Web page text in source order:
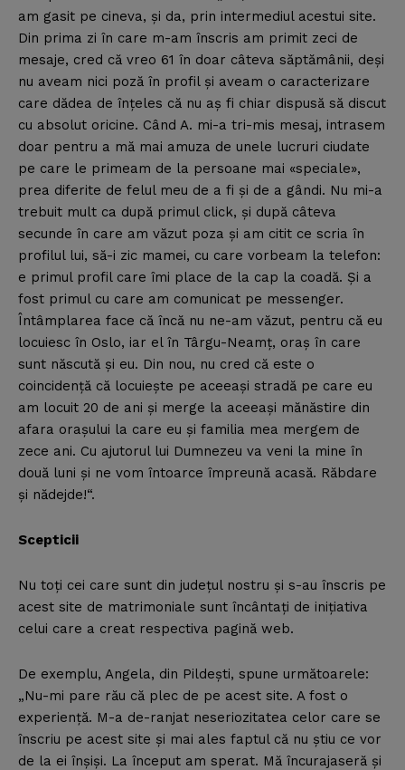
am gasit pe cineva, şi da, prin intermediul acestui site.
Din prima zi în care m-am înscris am primit zeci de
mesaje, cred că vreo 61 în doar câteva săptămânii, deşi
nu aveam nici poză în profil şi aveam o caracterizare
care dădea de înţeles că nu aş fi chiar dispusă să discut
cu absolut oricine. Când A. mi-a tri-mis mesaj, intrasem
doar pentru a mă mai amuza de unele lucruri ciudate
pe care le primeam de la persoane mai «speciale»,
prea diferite de felul meu de a fi şi de a gândi. Nu mi-a
trebuit mult ca după primul click, şi după câteva
secunde în care am văzut poza şi am citit ce scria în
profilul lui, să-i zic mamei, cu care vorbeam la telefon:
e primul profil care îmi place de la cap la coadă. Şi a
fost primul cu care am comunicat pe messenger.
Întâmplarea face că încă nu ne-am văzut, pentru că eu
locuiesc în Oslo, iar el în Târgu-Neamţ, oraş în care
sunt născută şi eu. Din nou, nu cred că este o
coincidenţă că locuieşte pe aceeaşi stradă pe care eu
am locuit 20 de ani şi merge la aceeaşi mănăstire din
afara oraşului la care eu şi familia mea mergem de
zece ani. Cu ajutorul lui Dumnezeu va veni la mine în
două luni şi ne vom întoarce împreună acasă. Răbdare
şi nădejde!“.
Scepticii
Nu toţi cei care sunt din judeţul nostru şi s-au înscris pe
acest site de matrimoniale sunt încântaţi de iniţiativa
celui care a creat respectiva pagină web.
De exemplu, Angela, din Pildeşti, spune următoarele:
„Nu-mi pare rău că plec de pe acest site. A fost o
experienţă. M-a de-ranjat neseriozitatea celor care se
înscriu pe acest site şi mai ales faptul că nu ştiu ce vor
de la ei înşişi. La început am sperat. Mă încurajaseră şi